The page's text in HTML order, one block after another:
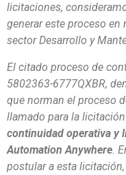
licitaciones,
generar este proceso
sector Desarrollo y
El citado proceso de
5802363-6777QXBR,
que norman el proceso
llamado para la
continuidad operativa y
Automation Anywhere .
postular a esta